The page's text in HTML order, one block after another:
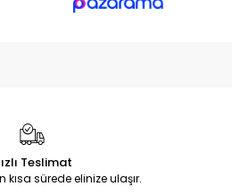
Teslimat
kısa sürede elinize ulaşır.